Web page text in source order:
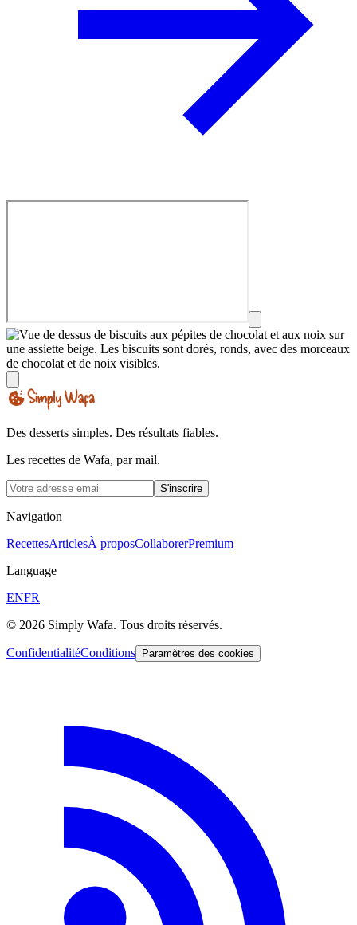
Des desserts simples. Des résultats fiables.
Les recettes de Wafa, par mail.
S'inscrire
Navigation
RecettesArticlesÀ proposCollaborerPremium
Language
ENFR
© 2026 Simply Wafa. Tous droits réservés.
ConfidentialitéConditions Paramètres des cookies